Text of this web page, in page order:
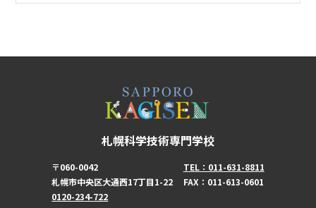
札幌科学技術専門学校
〒060-0042
札幌市中央区大通西17丁目1-22
0120-234-722
TEL：011-631-8811
FAX：011-613-0601